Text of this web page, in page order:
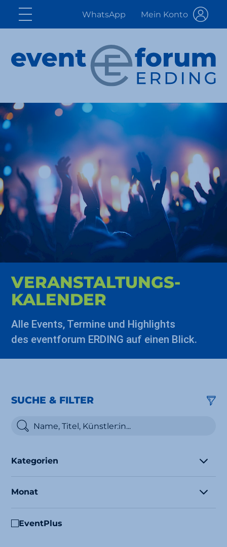
WhatsApp Mein Konto
VERAN­STALTUNGS­
KALENDER
Alle Events, Termine und Highlights
des eventforum ERDING auf einen Blick.
SUCHE & FILTER
Kategorien
Monat
EventPlus